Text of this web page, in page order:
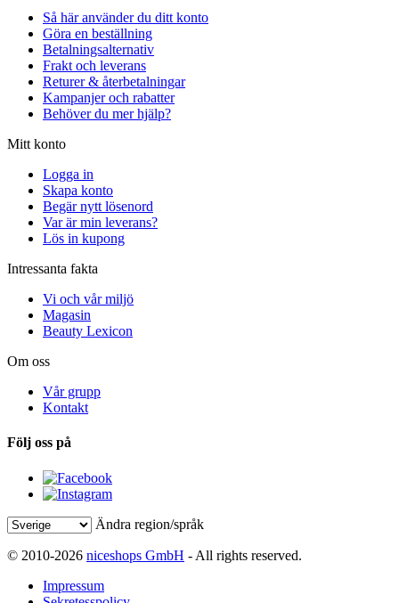
Så här använder du ditt konto
Göra en beställning
Betalningsalternativ
Frakt och leverans
Returer & återbetalningar
Kampanjer och rabatter
Behöver du mer hjälp?
Mitt konto
Logga in
Skapa konto
Begär nytt lösenord
Var är min leverans?
Lös in kupong
Intressanta fakta
Vi och vår miljö
Magasin
Beauty Lexicon
Om oss
Vår grupp
Kontakt
Följ oss på
Ändra region/språk
© 2010-2026 niceshops GmbH - All rights reserved.
Impressum